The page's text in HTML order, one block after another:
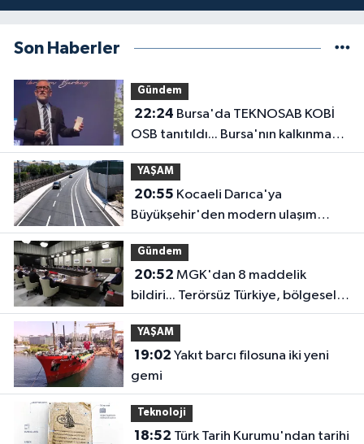
Son Haberler
Gündem
22:24
OSB tanıtıldı... Bursa'nın kalkınma
yolculuğunda yeni dönem
YAŞAM
20:55
Büyükşehir'den modern ulaşım
yatırımı
Gündem
20:52
bildiri... Terörsüz Türkiye, bölgesel
güvenlik ve Gazze mesajı
YAŞAM
19:02
gemi
Teknoloji
18:52